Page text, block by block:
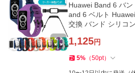
Huawei Band 6 バ
and 6 ベルト
交換 バンド シリコ
1,125円
5% （50pt）